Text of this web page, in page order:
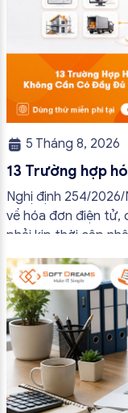
5 Tháng 8, 2026
13 Trường hợp
đủ nội dung từ
Nghị định 254/
về hóa đơn điện tử,
phải kịp thời cập
bài viết này, hóa
trường hợp hóa